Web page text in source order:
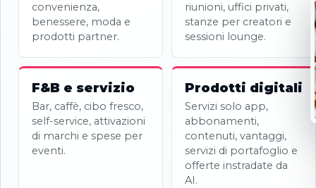
convenienza,
benessere, moda e
prodotti partner.
riunioni, uffici privati,
stanze per creatori e
sessioni lounge.
F&B e servizio
Bar, caffè, cibo fresco,
self-service, attivazioni
di marchi e spese per
eventi.
Prodotti digitali
Servizi solo app,
abbonamenti,
contenuti, vantaggi,
servizi di portafoglio e
offerte instradate da
AI.